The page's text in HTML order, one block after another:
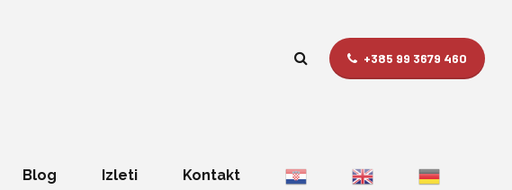
+385 99 3679 460
Blog Izleti Kontakt